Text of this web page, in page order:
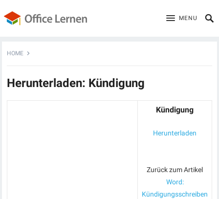
MENU
HOME
Herunterladen: Kündigung
Kündigung
Herunterladen
Zurück zum Artikel
Word:
Kündigungsschreiben